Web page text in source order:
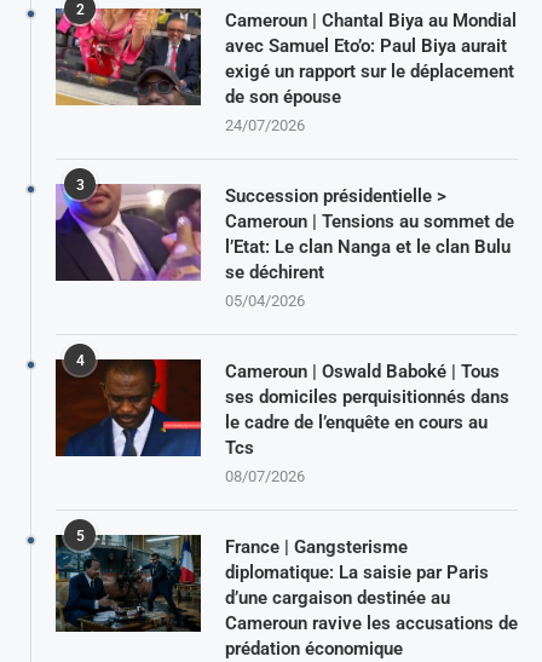
2
Cameroun | Chantal Biya au Mondial
avec Samuel Eto’o: Paul Biya aurait
exigé un rapport sur le déplacement
de son épouse
24/07/2026
3
Succession présidentielle >
Cameroun | Tensions au sommet de
l’Etat: Le clan Nanga et le clan Bulu
se déchirent
05/04/2026
4
Cameroun | Oswald Baboké | Tous
ses domiciles perquisitionnés dans
le cadre de l’enquête en cours au
Tcs
08/07/2026
5
France | Gangsterisme
diplomatique: La saisie par Paris
d’une cargaison destinée au
Cameroun ravive les accusations de
prédation économique